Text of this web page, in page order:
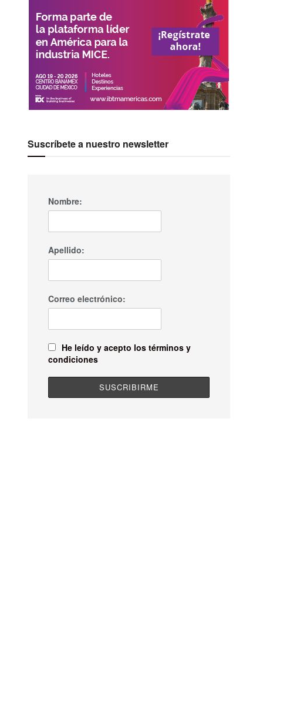
Suscríbete a nuestro newsletter
Nombre:
Apellido:
Correo electrónico:
He leído y acepto los términos y
condiciones